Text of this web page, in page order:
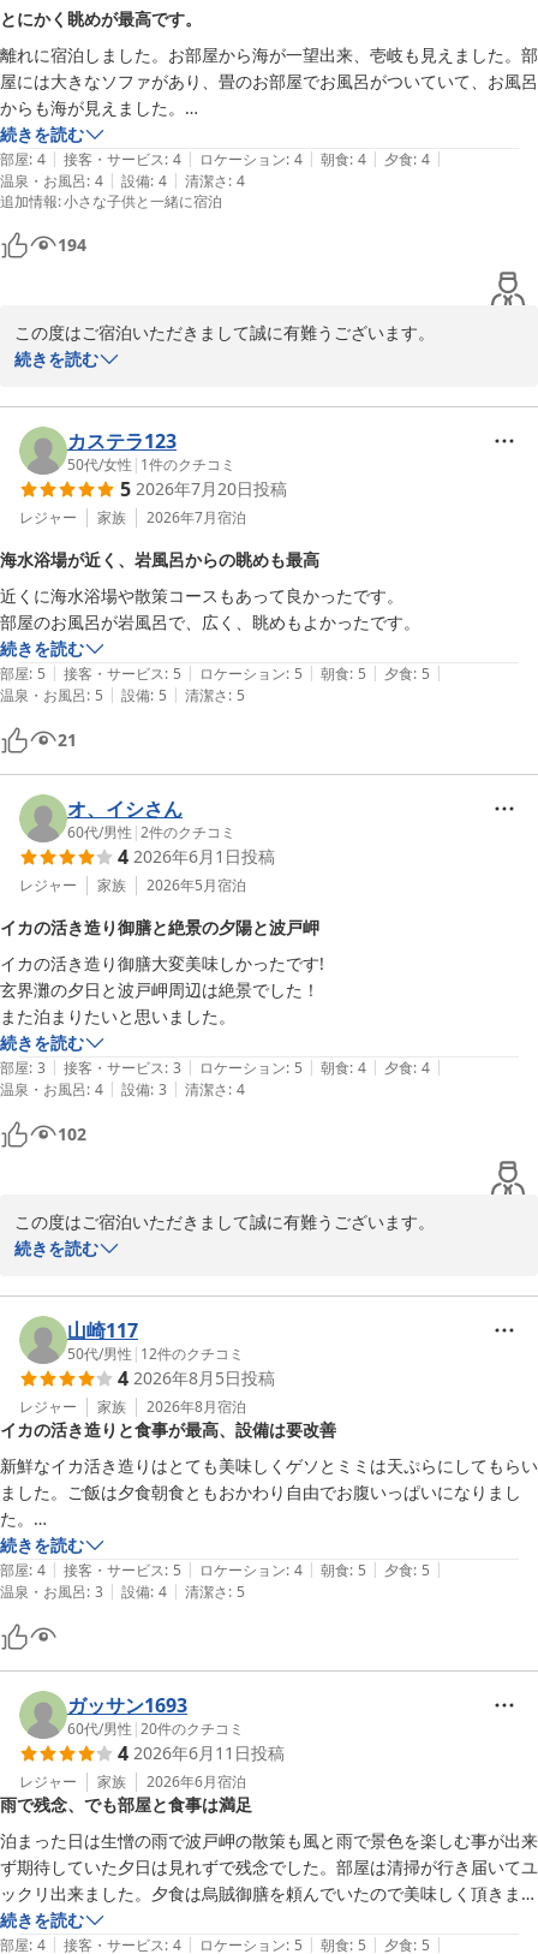
とにかく眺めが最高です。
離れに宿泊しました。お部屋から海が一望出来、壱岐も見えました。部
屋には大きなソファがあり、畳のお部屋でお風呂がついていて、お風呂
からも海が見えました。
食堂からも海が一望出来ました。丁度日が沈むところでとても綺麗でし
た。
また、是非行きたいです。
続きを読む
部屋: 4 | 接客・サービス: 4 | ロケーション: 4 | 朝食: 4 | 夕食: 4 |
温泉・お風呂: 4 | 設備: 4 | 清潔さ: 4
追加情報:小さな子供と一緒に宿泊
194
この度はご宿泊いただきまして誠に有難うございます。
当館からの絶景をご堪能いただけたようでなによりでございます。
ご感想いただきましてありがとうございます。
鎮西町国民宿舎 波戸岬
2026-06-02
続きを読む
カステラ123
50代/女性 | 1件のクチコミ
5 2026年7月20日投稿
レジャー 家族 2026年7月宿泊
海水浴場が近く、岩風呂からの眺めも最高
近くに海水浴場や散策コースもあって良かったです。
部屋のお風呂が岩風呂で、広く、眺めもよかったです。
続きを読む
部屋: 5 | 接客・サービス: 5 | ロケーション: 5 | 朝食: 5 | 夕食: 5 |
温泉・お風呂: 5 | 設備: 5 | 清潔さ: 5
21
オ、イシさん
60代/男性 |2件のクチコミ
4 2026年6月1日投稿
レジャー 家族 2026年5月宿泊
イカの活き造り御膳と絶景の夕陽と波戸岬
イカの活き造り御膳大変美味しかったです!
玄界灘の夕日と波戸岬周辺は絶景でした！
続きを読む
部屋: 3 | 接客・サービス: 3 | ロケーション: 5 | 朝食: 4 | 夕食: 4 |
温泉・お風呂: 4 | 設備: 3 | 清潔さ: 4
102
この度はご宿泊いただきまして誠に有難うございます。
素敵なお写真を投稿してくださり大変嬉しく拝見いたしました。
お客様のまたのお越しをスタッフ一同心よりお待ちしております。
ご感想いただきましてありがとうございます。
鎮西町国民宿舎 波戸岬
2026-06-14
続きを読む
山崎117
50代/男性 | 12件のクチコミ
4 2026年8月5日投稿
レジャー 家族 2026年8月宿泊
イカの活き造りと食事が最高、設備は要改善
新鮮なイカ活き造りはとても美味しくゲソとミミは天ぷらにしてもらい
ました。ご飯は夕食朝食ともおかわり自由でお腹いっぱいになりまし
た。
ただ部屋のカーテンが古いのが気になったのと大浴場は外が丸見えなの
で女性の方は抵抗があるかな。
続きを読む
部屋: 4 | 接客・サービス: 5 | ロケーション: 4 | 朝食: 5 | 夕食: 5 |
温泉・お風呂: 3 | 設備: 4 | 清潔さ: 5
ガッサン1693
60代/男性 |20件のクチコミ
4 2026年6月11日投稿
レジャー 家族 2026年6月宿泊
雨で残念、でも部屋と食事は満足
泊まった日は生憎の雨で波戸岬の散策も風と雨で景色を楽しむ事が出来
ず期待していた夕日は見れずで残念でした。部屋は清掃が行き届いてユ
ックリ出来ました。夕食は烏賊御膳を頼んでいたので美味しく頂きまし
た。列車とバスを乗り継いで来たので朝のバスは7時48分に乗ることを
言うと朝食を7時15分と早めてもらいユックリと頂きました。天気の良
続きを読む
部屋: 4 | 接客・サービス: 4 | ロケーション: 5 | 朝食: 5 | 夕食: 5 |